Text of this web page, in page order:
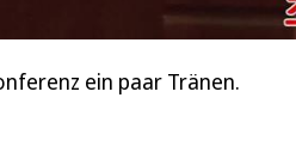
ein paar Tränen.